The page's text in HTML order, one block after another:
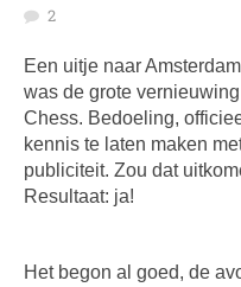
2
Een uitje naar
was de grote
Chess. Bedoeling,
kennis te laten maken
publiciteit. Zou dat
Resultaat: ja!
Het begon al goed, de